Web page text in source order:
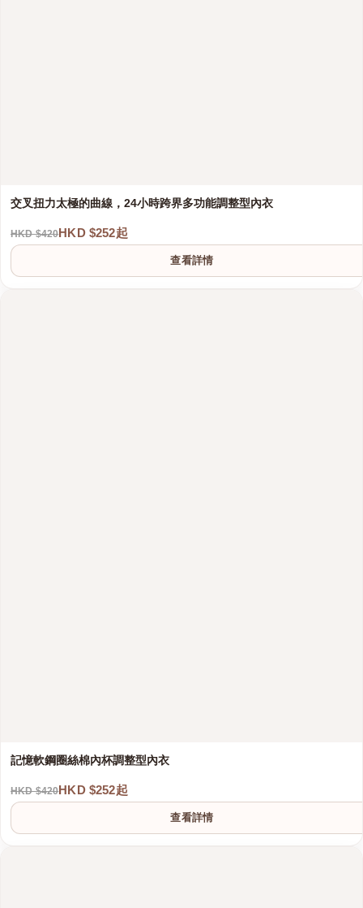
交叉扭力太極的曲線，24小時跨界多功能調整型內衣
HKD $420HKD $252起
查看詳情
記憶軟鋼圈絲棉內杯調整型內衣
HKD $420HKD $252起
查看詳情